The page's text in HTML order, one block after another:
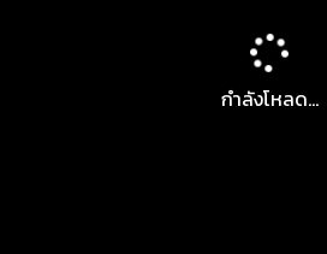
กำลังโหลด...